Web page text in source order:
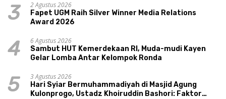
3
2 Agustus 2026
Fapet UGM Raih Silver Winner Media Relations
Award 2026
4
6 Agustus 2026
Sambut HUT Kemerdekaan RI, Muda-mudi Kayen
Gelar Lomba Antar Kelompok Ronda
5
3 Agustus 2026
Hari Syiar Bermuhammadiyah di Masjid Agung
Kulonprogo, Ustadz Khoiruddin Bashori: Faktor